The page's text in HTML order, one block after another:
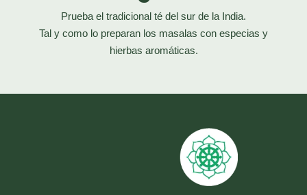
Prueba el tradicional té del sur de la India.
Tal y como lo preparan los masalas con especias y
hierbas aromáticas.